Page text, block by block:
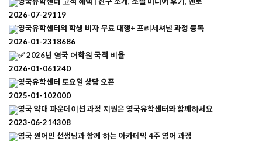
2026-07-29119
영국유학센터의 학생 비자 무료 대행+ 프리세셔널 과정 등록
2026-01-2318686
✅ 2026년 영국 어학원 국적 비율
2026-01-061240
영국유학센터 토요일 상담 오픈
2025-01-102000
영국 약대 파운데이션 과정 지원은 영국유학센터와 함께하세요
2023-06-214308
영국 원어민 선생님과 함께 하는 아카데믹 4주 영어 과정